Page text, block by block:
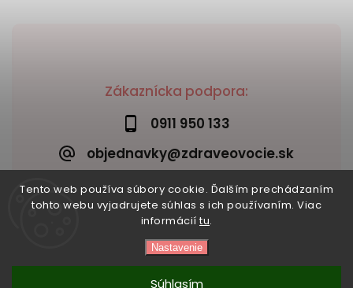
Tento web používa súbory cookie. Ďalším prechádzaním
tohto webu vyjadrujete súhlas s ich používaním. Viac
informácií tu.
Nastavenie
Súhlasím
Zákaznícka podpora:
0911 950 133
objednavky@zdraveovocie.sk
Zdravé ovocie. Všetky práva vyhradené.
Shoptet | Design